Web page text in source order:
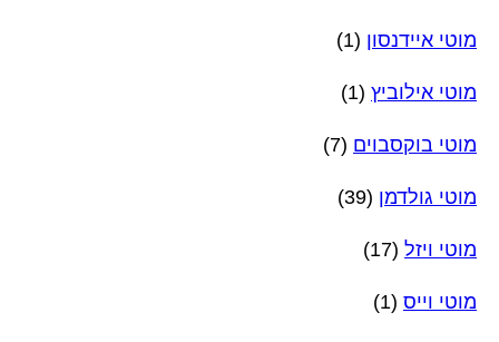
מוטי איידנסון (1)
מוטי אילוביץ (1)
מוטי בוקסבוים (7)
מוטי גולדמן (39)
מוטי ויזל (17)
מוטי וייס (1)